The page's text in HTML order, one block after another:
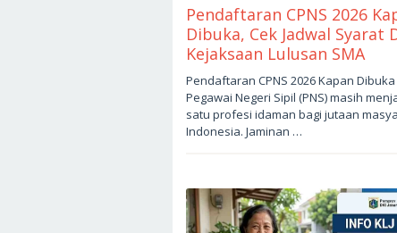
Pendaftaran CPNS 2026
Dibuka, Cek Jadwal Syarat
Kejaksaan Lulusan SMA
Mei
8,
2026
oleh
sukantengah
Pendaftaran CPNS 2026 Kapan
Pegawai Negeri Sipil (PNS) masih
satu profesi idaman bagi jutaan
Indonesia. Jaminan …